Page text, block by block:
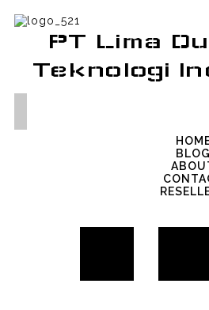
PT Lima
Teknologi
BLOG